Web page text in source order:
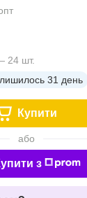
24 шт.
31 день
Купити
або
з